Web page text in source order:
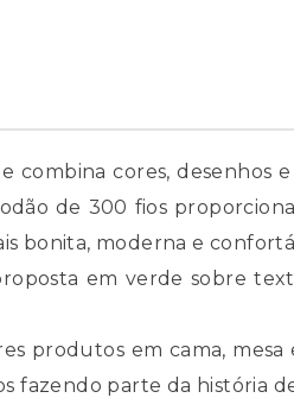
combina cores,
de 300 fios
bonita, moderna e
em verde sobre
produtos em cama,
fazendo parte da história